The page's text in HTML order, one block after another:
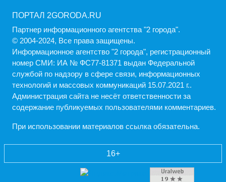
ПОРТАЛ 2GORODA.RU
Партнер информационного агентства "2 города".
© 2004-2024, Все права защищены.
Информационное агентство "2 города", регистрационный
номер СМИ: ИА № ФС77-81371 выдан Федеральной
службой по надзору в сфере связи, информационных
технологий и массовых коммуникаций 15.07.2021 г..
Администрация cайта не несёт ответственности за
содержание публикуемых пользователями комментариев.
При использовании материалов ссылка обязательна.
16+